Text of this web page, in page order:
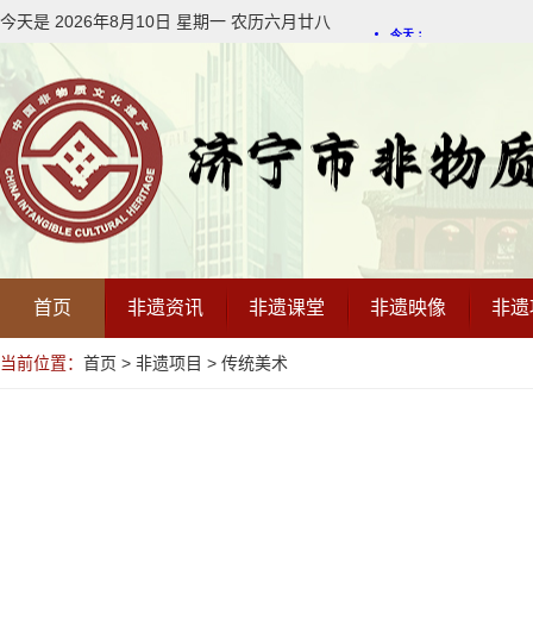
今天是 2026年8月 10日 星期一 农历六月廿八
首页 非遗资讯 非遗课堂 非遗映像 非
当前位置： 首页 > 非遗项目 > 传统美术